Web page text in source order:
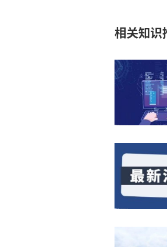
相关知识